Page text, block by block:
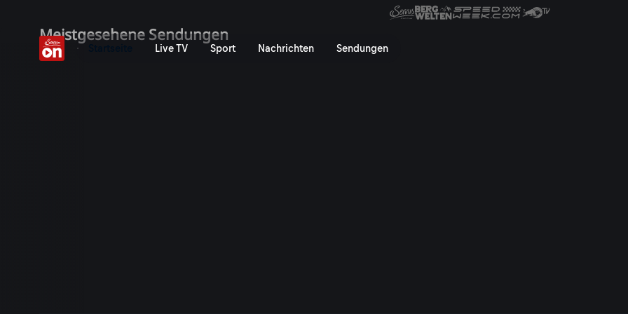
Live TV Sport Nachrichten Sendungen
ServusTV On: Livestreams, Mediathek, TV-Programm,
Meistgesehene Sendungen